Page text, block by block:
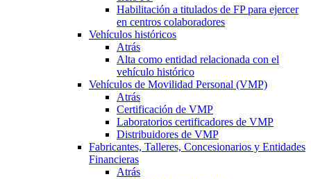
Habilitación a titulados de FP para ejercer
en centros colaboradores
Vehículos históricos
Atrás
Alta como entidad relacionada con el
vehículo histórico
Vehículos de Movilidad Personal (VMP)
Atrás
Certificación de VMP
Laboratorios certificadores de VMP
Distribuidores de VMP
Fabricantes, Talleres, Concesionarios y Entidades
Financieras
Atrás